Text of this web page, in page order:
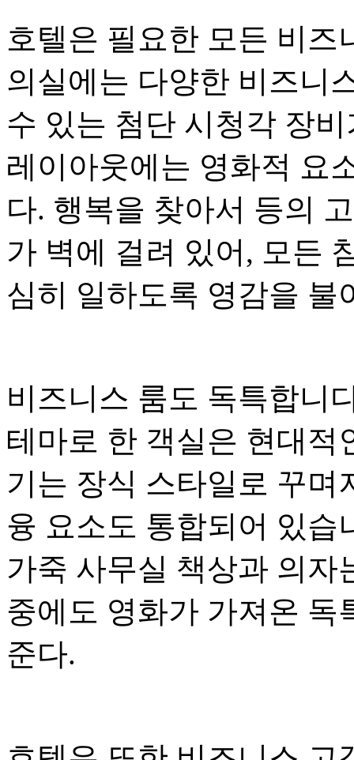
호텔은 필요한 모든 비즈
의실에는 다양한 비즈니
수 있는 첨단 시청각 장
레이아웃에는 영화적 요
다. 행복을 찾아서 등의
가 벽에 걸려 있어, 모든
심히 일하도록 영감을 불
비즈니스 룸도 독특합니
테마로 한 객실은 현대적
기는 장식 스타일로 꾸며
융 요소도 통합되어 있습
가죽 사무실 책상과 의자
중에도 영화가 가져온 독
준다.